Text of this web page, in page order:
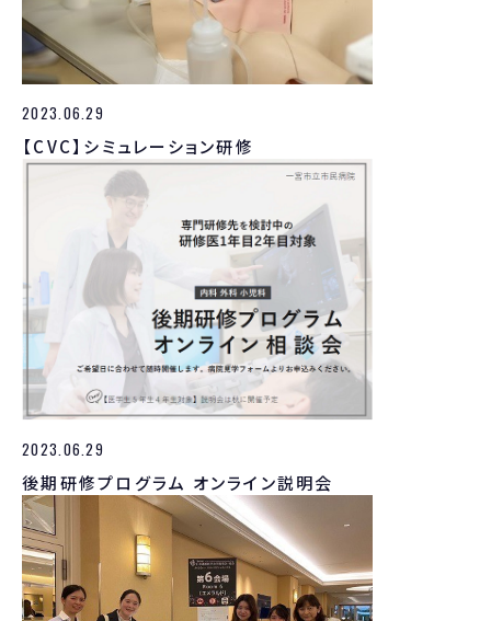
2023.06.29
【CVC】シミュレーション研修
2023.06.29
後期研修プログラム オンライン説明会